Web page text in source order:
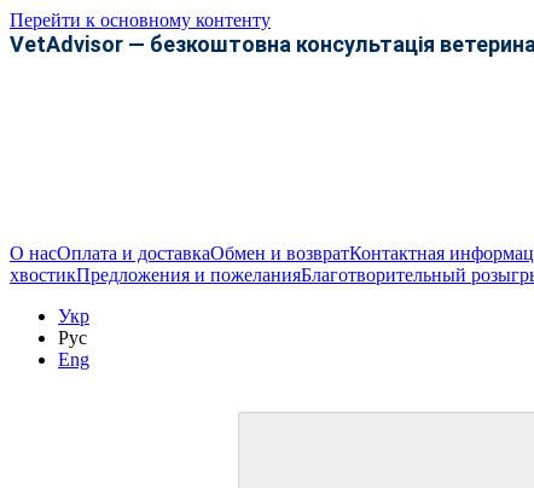
Перейти к основному контенту
VetAdvisor — безкоштовна консультація
О насОплата и доставкаОбмен и возвратКонтактная
хвостикПредложения и пожеланияБлаготворительный
Укр
Рус
Eng